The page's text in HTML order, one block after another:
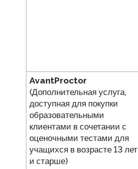
AvantProctor
(Дополнительная услуга,
доступная для покупки
образовательными
клиентами в сочетании с
оценочными тестами для
учащихся в возрасте 13 лет
и старше)